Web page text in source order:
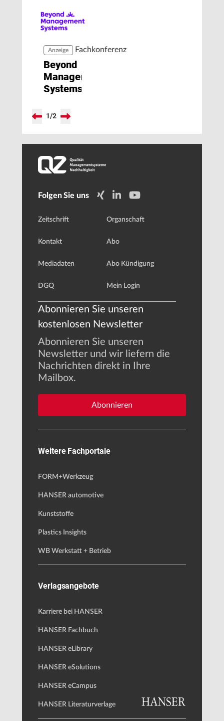
Anzeige Fachkonferenz
Beyond
Management
Systems
1/2
Folgen Sie uns
Zeitschrift
Kontakt
Mediadaten
DGQ
Organschaft
Abo
Abo Kündigung
Mein Login
Abonnieren Sie unseren
kostenlosen Newsletter
Abonnieren Sie unseren
Newsletter und wir liefern die
Nachrichten direkt in Ihre
Mailbox.
Abonnieren
Weitere Fachportale
FORM+Werkzeug
HANSER automotive
Kunststoffe
Plastics Insights
WB Werkstatt + Betrieb
Verlagsangebote
Karriere bei HANSER
HANSER Fachbuch
HANSER eLibrary
HANSER eSolutions
HANSER eCampus
HANSER Literaturverlage